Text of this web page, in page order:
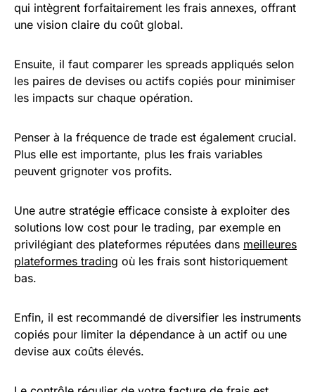
qui intègrent forfaitairement les frais annexes, offrant
une vision claire du coût global.
Ensuite, il faut comparer les spreads appliqués selon
les paires de devises ou actifs copiés pour minimiser
les impacts sur chaque opération.
Penser à la fréquence de trade est également crucial.
Plus elle est importante, plus les frais variables
peuvent grignoter vos profits.
Une autre stratégie efficace consiste à exploiter des
solutions low cost pour le trading, par exemple en
privilégiant des plateformes réputées dans meilleures
plateformes trading où les frais sont historiquement
bas.
Enfin, il est recommandé de diversifier les instruments
copiés pour limiter la dépendance à un actif ou une
devise aux coûts élevés.